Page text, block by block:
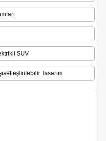
SUV
Tasarım